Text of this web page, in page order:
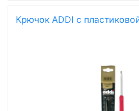
Крючок ADDI с